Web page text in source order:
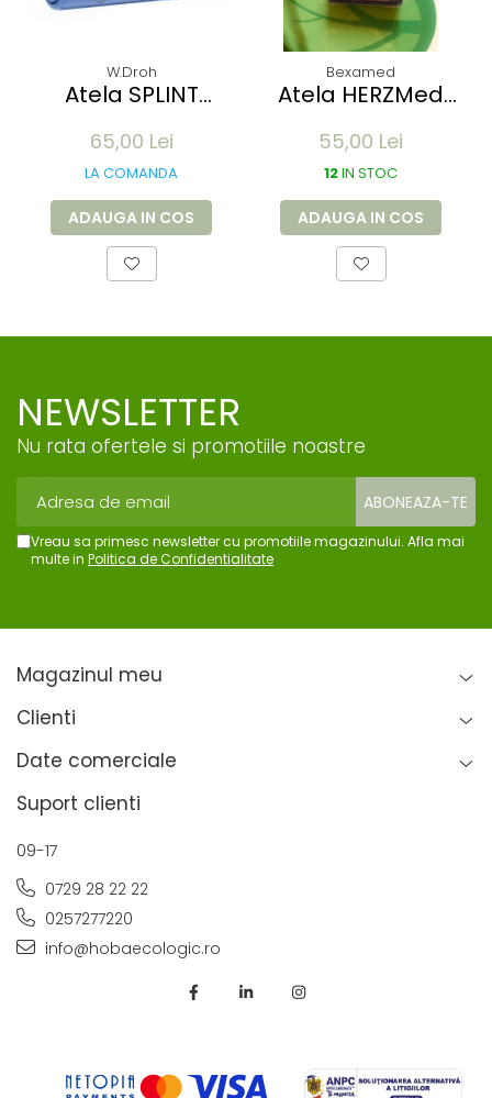
W.Droh
Atela SPLINT
membre -
refolosibila,
impermeabila,
radio-
transparenta -
rola 100x11 cm
65,00 Lei
LA COMANDA
ADAUGA IN COS
Bexamed
Atela HERZMed
membre -
refolosibila,
impermeabila,
radio-
transparenta -
rola 50x11 cm
55,00 Lei
12IN STOC
ADAUGA IN COS
NEWSLETTER
Nu rata ofertele si promotiile noastre
Vreau sa primesc newsletter cu promotiile magazinului. Afla mai
multe in Politica de Confidentialitate
Magazinul meu
Clienti
Date comerciale
Suport clienti
09-17
0729 28 22 22
0257277220
info@hobaecologic.ro